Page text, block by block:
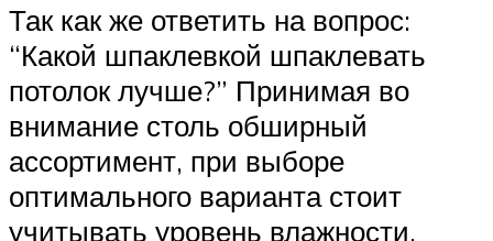
Так как же ответить на вопрос:
“Какой шпаклевкой шпаклевать
потолок лучше?” Принимая во
внимание столь обширный
ассортимент, при выборе
оптимального варианта стоит
учитывать уровень влажности,